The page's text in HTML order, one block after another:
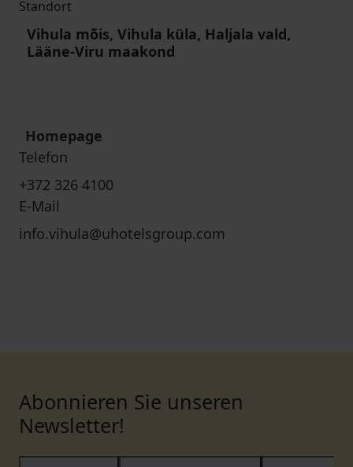
Standort
Vihula mõis, Vihula küla, Haljala vald,
Lääne-Viru maakond
Homepage
Telefon
+372 326 4100
E-Mail
info.vihula@uhotelsgroup.com
Abonnieren Sie unseren
Newsletter!